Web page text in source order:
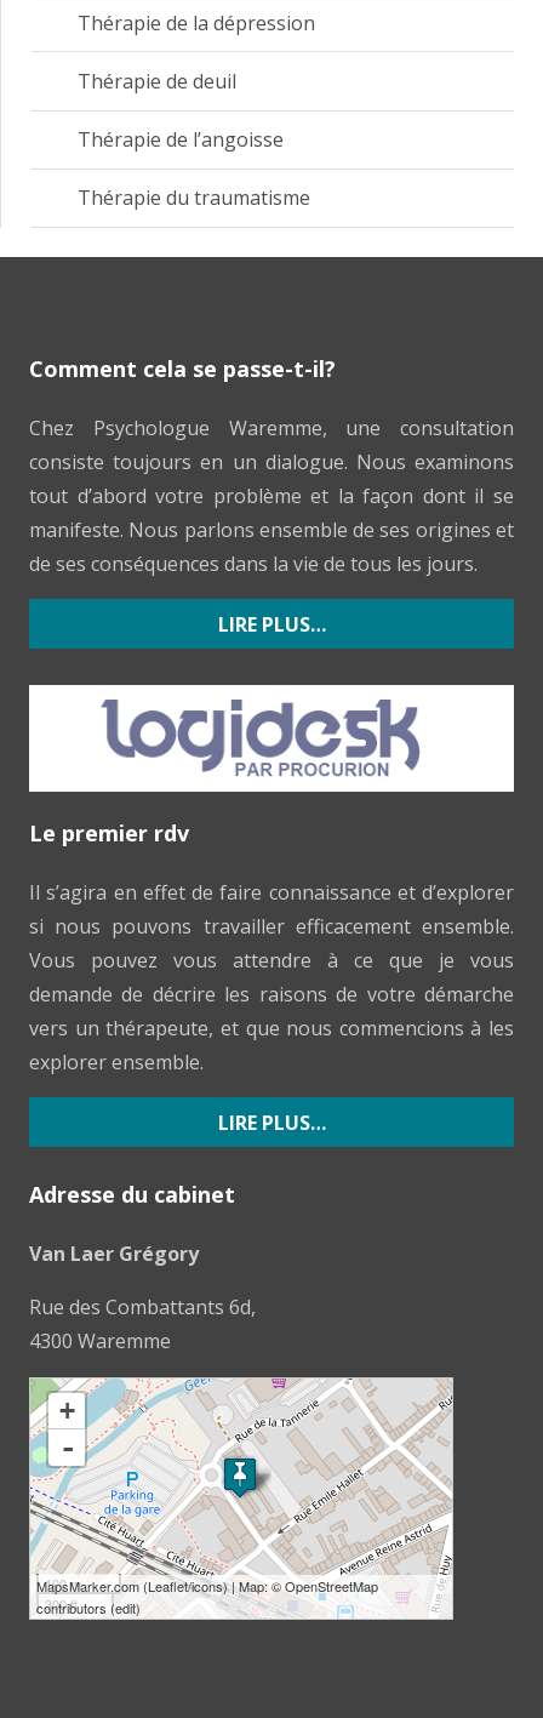
Thérapie de la dépression
Thérapie de deuil
Thérapie de l’angoisse
Thérapie du traumatisme
Comment cela se passe-t-il?
Chez Psychologue Waremme, une consultation
consiste toujours en un dialogue. Nous examinons
tout d’abord votre problème et la façon dont il se
manifeste. Nous parlons ensemble de ses origines et
de ses conséquences dans la vie de tous les jours.
LIRE PLUS…
Le premier rdv
Il s’agira en effet de faire connaissance et d’explorer
si nous pouvons travailler efficacement ensemble.
Vous pouvez vous attendre à ce que je vous
demande de décrire les raisons de votre démarche
vers un thérapeute, et que nous commencions à les
explorer ensemble.
LIRE PLUS…
Adresse du cabinet
Van Laer Grégory
Rue des Combattants 6d,
4300 Waremme
loading map - please wait...
+
-
100 m
300 ft
MapsMarker.com (Leaflet/icons) | Map: ©OpenStreetMap
contributors (edit)